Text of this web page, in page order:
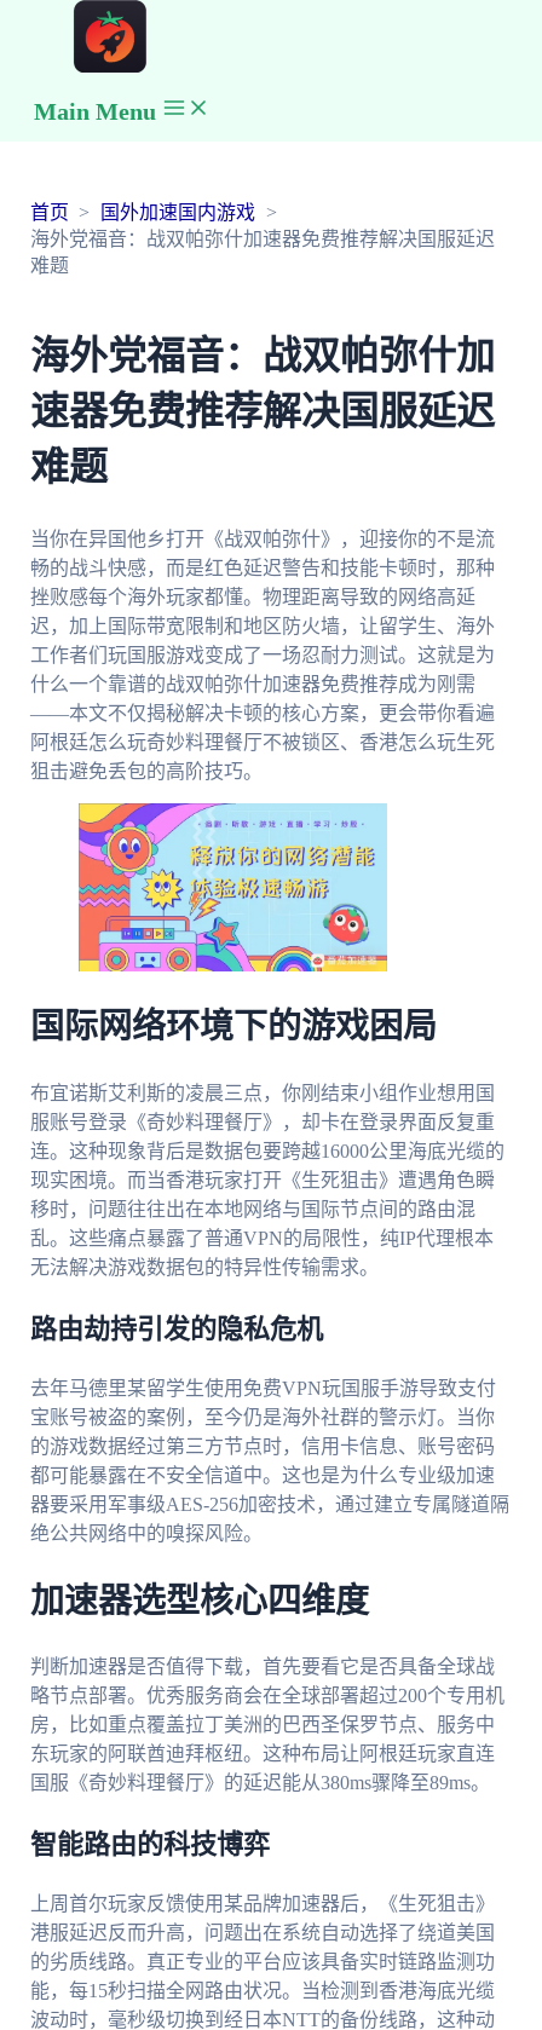
Main Menu
首页
国外加速国内游戏
海外党福音：战双帕弥什加速器免费推荐解决国服延迟
难题
海外党福音：战双帕弥什加
速器免费推荐解决国服延迟
难题
当你在异国他乡打开《战双帕弥什》，迎接你的不是流
畅的战斗快感，而是红色延迟警告和技能卡顿时，那种
挫败感每个海外玩家都懂。物理距离导致的网络高延
迟，加上国际带宽限制和地区防火墙，让留学生、海外
工作者们玩国服游戏变成了一场忍耐力测试。这就是为
什么一个靠谱的战双帕弥什加速器免费推荐成为刚需
——本文不仅揭秘解决卡顿的核心方案，更会带你看遍
阿根廷怎么玩奇妙料理餐厅不被锁区、香港怎么玩生死
狙击避免丢包的高阶技巧。
国际网络环境下的游戏困局
布宜诺斯艾利斯的凌晨三点，你刚结束小组作业想用国
服账号登录《奇妙料理餐厅》，却卡在登录界面反复重
连。这种现象背后是数据包要跨越16000公里海底光缆的
现实困境。而当香港玩家打开《生死狙击》遭遇角色瞬
移时，问题往往出在本地网络与国际节点间的路由混
乱。这些痛点暴露了普通VPN的局限性，纯IP代理根本
无法解决游戏数据包的特异性传输需求。
路由劫持引发的隐私危机
去年马德里某留学生使用免费VPN玩国服手游导致支付
宝账号被盗的案例，至今仍是海外社群的警示灯。当你
的游戏数据经过第三方节点时，信用卡信息、账号密码
都可能暴露在不安全信道中。这也是为什么专业级加速
器要采用军事级AES-256加密技术，通过建立专属隧道隔
绝公共网络中的嗅探风险。
加速器选型核心四维度
判断加速器是否值得下载，首先要看它是否具备全球战
略节点部署。优秀服务商会在全球部署超过200个专用机
房，比如重点覆盖拉丁美洲的巴西圣保罗节点、服务中
东玩家的阿联酋迪拜枢纽。这种布局让阿根廷玩家直连
国服《奇妙料理餐厅》的延迟能从380ms骤降至89ms。
智能路由的科技博弈
上周首尔玩家反馈使用某品牌加速器后，《生死狙击》
港服延迟反而升高，问题出在系统自动选择了绕道美国
的劣质线路。真正专业的平台应该具备实时链路监测功
能，每15秒扫描全网路由状况。当检测到香港海底光缆
波动时，毫秒级切换到经日本NTT的备份线路，这种动